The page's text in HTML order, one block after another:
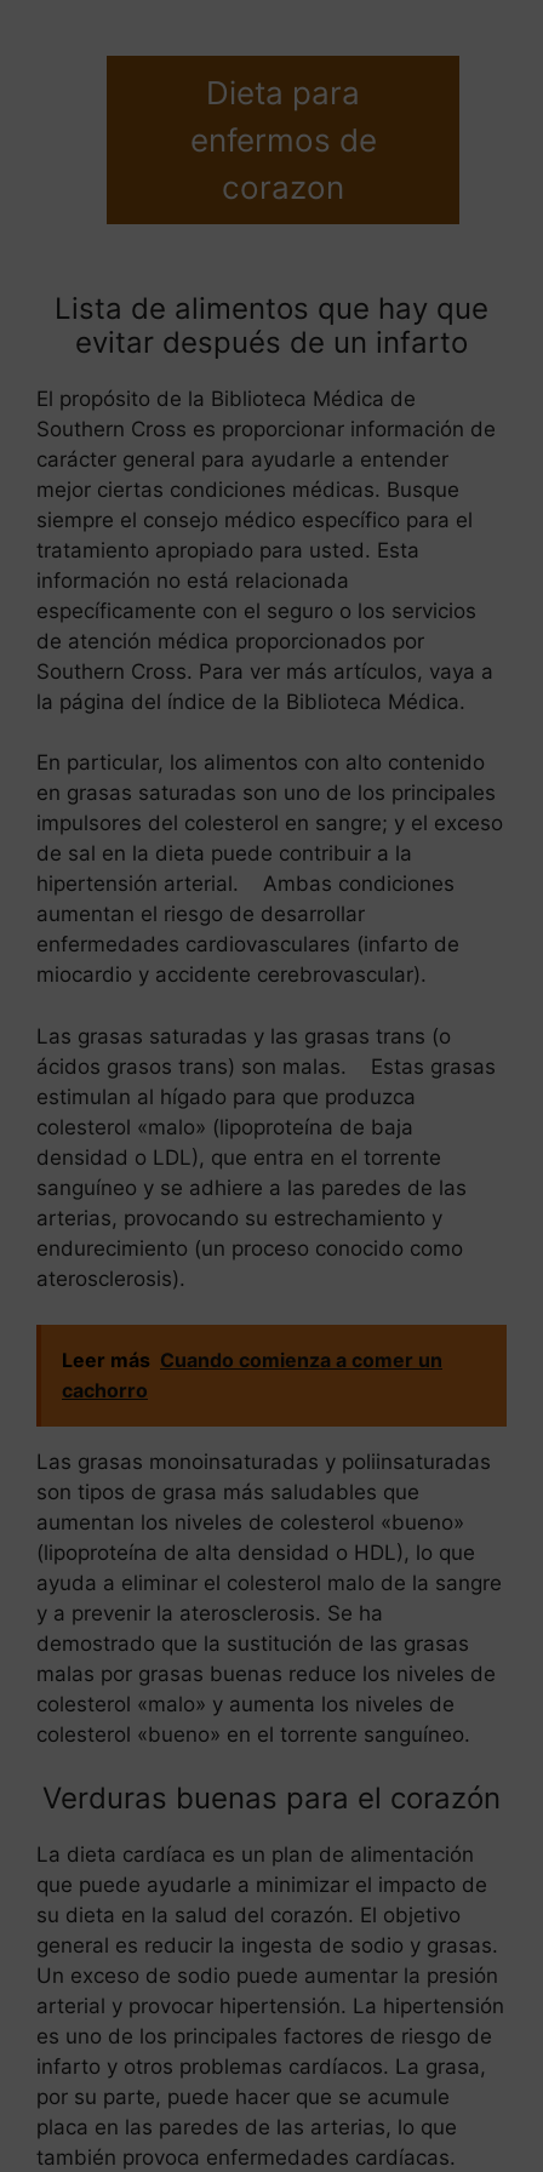
Dieta para
enfermos de
corazon
Lista de alimentos que hay que
evitar después de un infarto
El propósito de la Biblioteca Médica de
Southern Cross es proporcionar información de
carácter general para ayudarle a entender
mejor ciertas condiciones médicas. Busque
siempre el consejo médico específico para el
tratamiento apropiado para usted. Esta
información no está relacionada
específicamente con el seguro o los servicios
de atención médica proporcionados por
Southern Cross. Para ver más artículos, vaya a
la página del índice de la Biblioteca Médica.
En particular, los alimentos con alto contenido
en grasas saturadas son uno de los principales
impulsores del colesterol en sangre; y el exceso
de sal en la dieta puede contribuir a la
hipertensión arterial. Ambas condiciones
aumentan el riesgo de desarrollar
enfermedades cardiovasculares (infarto de
miocardio y accidente cerebrovascular).
Las grasas saturadas y las grasas trans (o
ácidos grasos trans) son malas. Estas grasas
estimulan al hígado para que produzca
colesterol «malo» (lipoproteína de baja
densidad o LDL), que entra en el torrente
sanguíneo y se adhiere a las paredes de las
arterias, provocando su estrechamiento y
endurecimiento (un proceso conocido como
aterosclerosis).
Leer más Cuando comienza a comer un
cachorro
Las grasas monoinsaturadas y poliinsaturadas
son tipos de grasa más saludables que
aumentan los niveles de colesterol «bueno»
(lipoproteína de alta densidad o HDL), lo que
ayuda a eliminar el colesterol malo de la sangre
y a prevenir la aterosclerosis. Se ha
demostrado que la sustitución de las grasas
malas por grasas buenas reduce los niveles de
colesterol «malo» y aumenta los niveles de
colesterol «bueno» en el torrente sanguíneo.
Verduras buenas para el corazón
La dieta cardíaca es un plan de alimentación
que puede ayudarle a minimizar el impacto de
su dieta en la salud del corazón. El objetivo
general es reducir la ingesta de sodio y grasas.
Un exceso de sodio puede aumentar la presión
arterial y provocar hipertensión. La hipertensión
es uno de los principales factores de riesgo de
infarto y otros problemas cardíacos. La grasa,
por su parte, puede hacer que se acumule
placa en las paredes de las arterias, lo que
también provoca enfermedades cardíacas.